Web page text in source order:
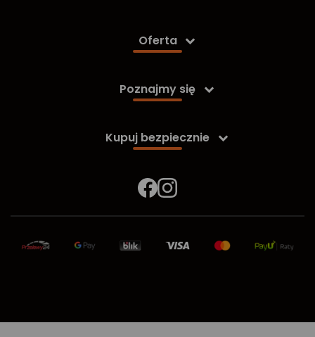
Oferta 
Poznajmy się 
Kupuj bezpiecznie 